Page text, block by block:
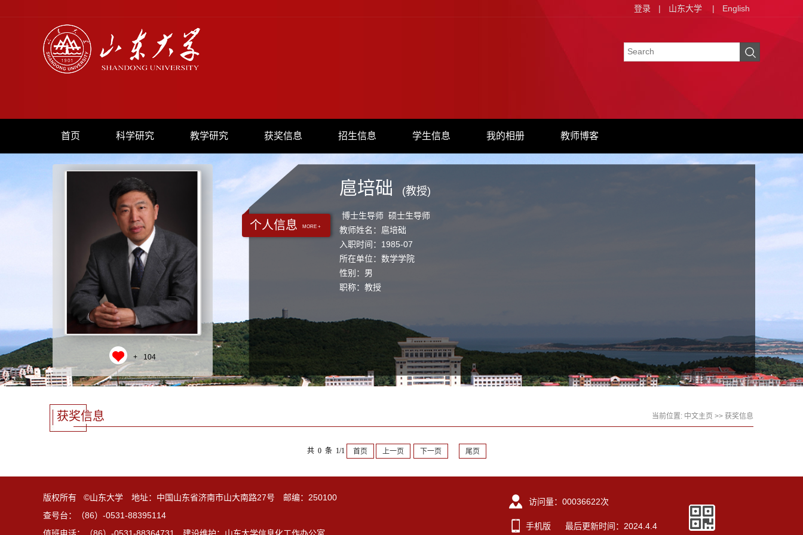
登录 | 山东大学 | English
首页 科学研究 教学研究 获奖信息 招生信息 学生信息 我的相册 教师博客
+ 104
个人信息 MORE +
扈培础 (教授)
博士生导师 硕士生导师
教师姓名：扈培础
入职时间：1985-07
所在单位：数学学院
性别：男
职称：教授
获奖信息 当前位置: 中文主页 >> 获奖信息
共 0 条 1/1 首页 上一页 下一页 尾页
版权所有 ©山东大学 地址：中国山东省济南市山大南路27号 邮编：250100
查号台：（86）-0531-88395114
访问量： 00036622次
手机版 最后更新时间： 2024 4 4